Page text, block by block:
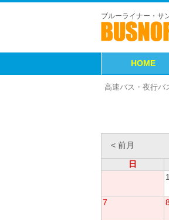
ブルーライナー・サ
HOME
高速バス・夜行バ
< 前月
日
1
7 8